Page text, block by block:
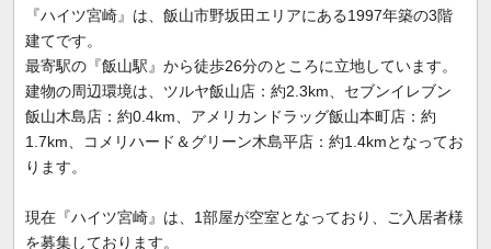
『ハイツ宮崎』は、飯山市野坂田エリアにある1997年築の3階
建てです。
最寄駅の『飯山駅』から徒歩26分のところに立地しています。
建物の周辺環境は、ツルヤ飯山店：約2.3km、セブンイレブン
飯山木島店：約0.4km、アメリカンドラッグ飯山本町店：約
1.7km、コメリハード＆グリーン木島平店：約1.4kmとなってお
ります。
現在『ハイツ宮崎』は、1部屋が空室となっており、ご入居者様
を募集しております。